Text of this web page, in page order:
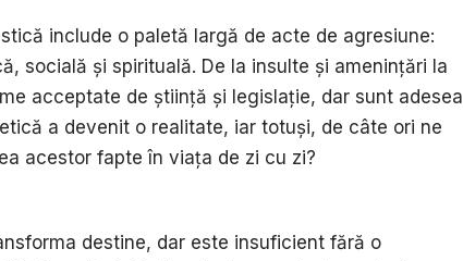
include o paletă largă de acte de agresiune:
socială și spirituală. De la insulte și amenințări la
acceptate de știință și legislație, dar sunt adesea
a devenit o realitate, iar totuși, de câte ori ne
acestor fapte în viața de zi cu zi?
destine, dar este insuficient fără o